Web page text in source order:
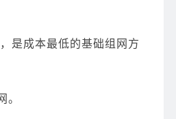
是成本最低的基础组网方
。